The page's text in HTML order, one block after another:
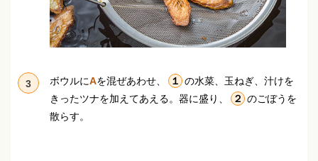
3 ボウルにAを混ぜあわせ、 １ の水菜、玉ねぎ、汁けを
きったツナを加えてあえる。 器に盛り、 ２ のごぼうを
散らす。